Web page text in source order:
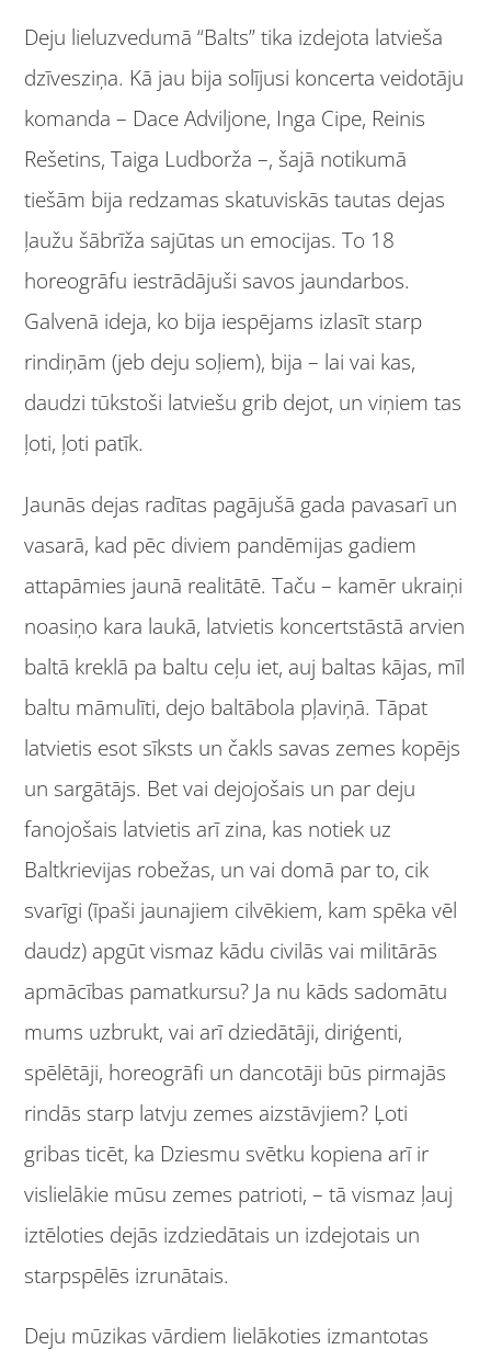
Deju lieluzvedumā “Balts” tika izdejota latvieša
dzīvesziņa. Kā jau bija solījusi koncerta veidotāju
komanda – Dace Adviljone, Inga Cipe, Reinis
Rešetins, Taiga Ludborža –, šajā notikumā
tiešām bija redzamas skatuviskās tautas dejas
ļaužu šābrīža sajūtas un emocijas. To 18
horeogrāfu iestrādājuši savos jaundarbos.
Galvenā ideja, ko bija iespējams izlasīt starp
rindiņām (jeb deju soļiem), bija – lai vai kas,
daudzi tūkstoši latviešu grib dejot, un viņiem tas
ļoti, ļoti patīk.
Jaunās dejas radītas pagājušā gada pavasarī un
vasarā, kad pēc diviem pandēmijas gadiem
attapāmies jaunā realitātē. Taču – kamēr ukraiņi
noasiņo kara laukā, latvietis koncertstāstā arvien
baltā kreklā pa baltu ceļu iet, auj baltas kājas, mīl
baltu māmulīti, dejo baltābola pļaviņā. Tāpat
latvietis esot sīksts un čakls savas zemes kopējs
un sargātājs. Bet vai dejojošais un par deju
fanojošais latvietis arī zina, kas notiek uz
Baltkrievijas robežas, un vai domā par to, cik
svarīgi (īpaši jaunajiem cilvēkiem, kam spēka vēl
daudz) apgūt vismaz kādu civilās vai militārās
apmācības pamatkursu? Ja nu kāds sadomātu
mums uzbrukt, vai arī dziedātāji, diriģenti,
spēlētāji, horeogrāfi un dancotāji būs pirmajās
rindās starp latvju zemes aizstāvjiem? Ļoti
gribas ticēt, ka Dziesmu svētku kopiena arī ir
vislielākie mūsu zemes patrioti, – tā vismaz ļauj
iztēloties dejās izdziedātais un izdejotais un
starpspēlēs izrunātais.
Deju mūzikas vārdiem lielākoties izmantotas